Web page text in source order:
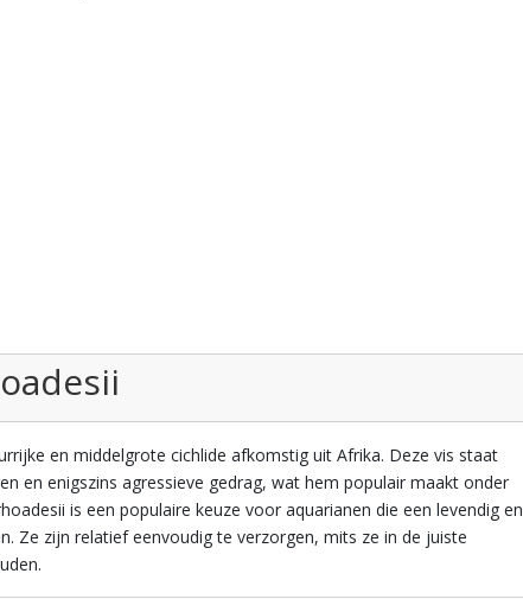
en middelgrote cichlide afkomstig uit Afrika. Deze vis staat
en enigszins agressieve gedrag, wat hem populair maakt onder
is een populaire keuze voor aquarianen die een levendig en
Ze zijn relatief eenvoudig te verzorgen, mits ze in de juiste